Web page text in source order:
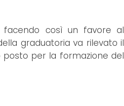
così un favore al
graduatoria va rilevato il
posto per la formazione del